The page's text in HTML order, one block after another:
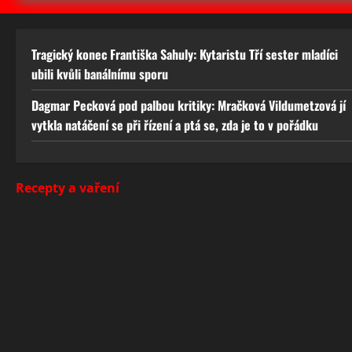
Tragický konec Františka Sahuly: Kytaristu Tří sester mladíci
ubili kvůli banálnímu sporu
Dagmar Pecková pod palbou kritiky: Mračková Vildumetzová jí
vytkla natáčení se při řízení a ptá se, zda je to v pořádku
Recepty a vaření